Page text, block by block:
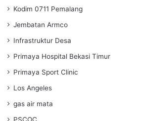
Kodim 0711 Pemalang
Jembatan Armco
Infrastruktur Desa
Primaya Hospital Bekasi Timur
Primaya Sport Clinic
Los Angeles
gas air mata